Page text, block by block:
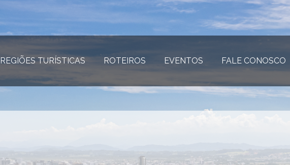
REGIÕES TURÍSTICAS (página atual)
ROTEIROS (página atual)
EVENTOS (página atual)
FALE CONOSCO